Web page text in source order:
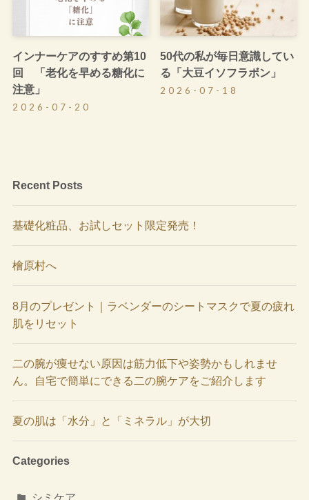
インナーケアのすすめ第10
回 「老化を早める糖化に
注意」
2026-07-20
50代の私が毎日意識してい
る「大豆イソフラボン」
2026-07-18
Recent Posts
基礎化粧品、お試しセット限定発売！
檜原村へ
8月のプレゼント｜ラベンダーのシートマスクで夏の疲れ
肌をリセット
二の腕が痩せない原因は筋力低下や姿勢かもしれませ
ん。自宅で簡単にできる二の腕ケアをご紹介します
夏の肌は「水分」と「ミネラル」が大切
Categories
シミケア